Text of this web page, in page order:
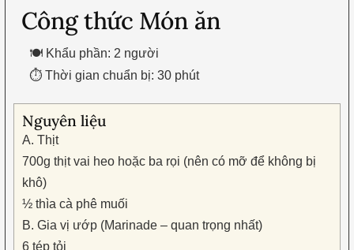
Công thức Món ăn
🍽 Khẩu phần: 2 người
⏱ Thời gian chuẩn bị: 30 phút
Nguyên liệu
A. Thịt
700g thịt vai heo hoặc ba rọi (nên có mỡ để không bị
khô)
½ thìa cà phê muối
B. Gia vị ướp (Marinade – quan trọng nhất)
6 tép tỏi